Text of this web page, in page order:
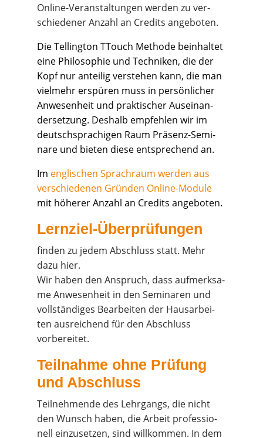
Online-Ver­an­stal­tun­gen wer­den zu ver­
schie­de­ner Anzahl an Cre­dits angeboten.
Die Tel­ling­ton TTouch Metho­de beinhal­tet
eine Phi­lo­so­phie und Tech­ni­ken, die der
Kopf nur antei­lig ver­ste­hen kann, die man
viel­mehr erspü­ren muss in per­sön­li­cher
Anwe­sen­heit und prak­ti­scher Aus­ein­an­
der­set­zung. Des­halb emp­feh­len wir im
deutsch­spra­chi­gen Raum Prä­senz-Semi­
na­re und bie­ten die­se ent­spre­chend an.
Im eng­li­schen Sprach­raum wer­den aus
ver­schie­de­nen Grün­den Online-Modu­le
mit höhe­rer Anzahl an Cre­dits angeboten.
Lern­ziel-Über­prü­fun­gen
fin­den zu jedem Abschluss statt. Mehr
dazu hier.
Wir haben den Anspruch, dass auf­merk­sa­
me Anwe­sen­heit in den Semi­na­ren und
voll­stän­di­ges Bear­bei­ten der Haus­ar­bei­
ten aus­rei­chend für den Abschluss
vorbereitet.
Teil­nah­me ohne Prü­fung
und Abschluss
Teil­neh­men­de des Lehr­gangs, die nicht
den Wunsch haben, die Arbeit pro­fes­sio­
nell ein­zu­set­zen, sind will­kom­men. In dem